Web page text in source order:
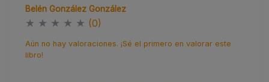
Belén González González
★ ★ ★ ★ ★ (0)
Aún no hay valoraciones. ¡Sé el primero en valorar este
libro!